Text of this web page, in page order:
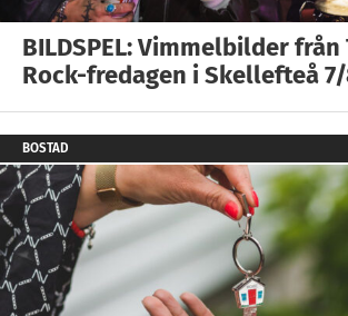
BILDSPEL: Vimmelbilder
Rock-fredagen i Skellefteå
BOSTAD